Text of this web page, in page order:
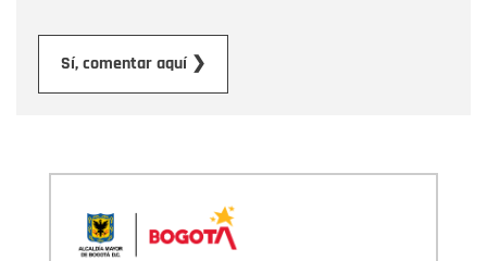
Sí, comentar aquí ❯